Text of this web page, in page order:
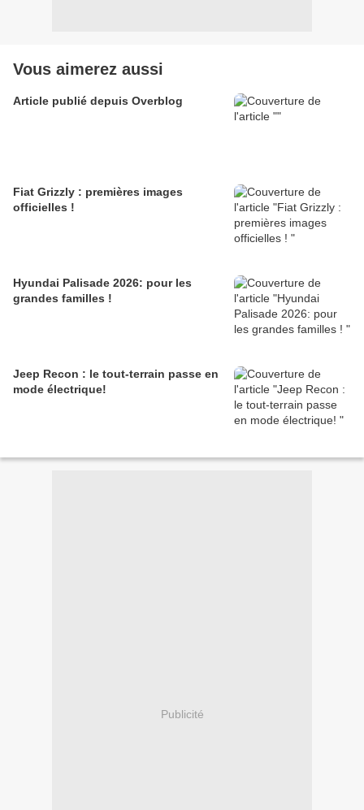
Vous aimerez aussi
Article publié depuis Overblog
Fiat Grizzly : premières images
officielles !
Hyundai Palisade 2026: pour les
grandes familles !
Jeep Recon : le tout-terrain passe en
mode électrique!
Publicité